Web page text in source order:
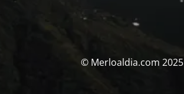
© Merloaldia.com 2025